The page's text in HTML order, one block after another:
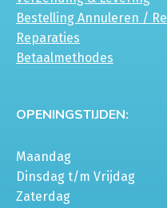
Bestelling Annuleren /
Reparaties
Betaalmethodes
OPENINGSTIJDEN:
Maandag
Dinsdag t/m Vrijdag
Zaterdag